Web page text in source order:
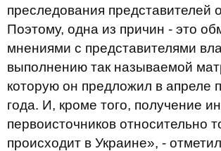
преследования представителей
Поэтому, одна из причин - это
мнениями с представителями
выполнению так называемой
которую он предложил в апреле
года. И, кроме того, получение
первоисточников относительно
происходит в Украине», -